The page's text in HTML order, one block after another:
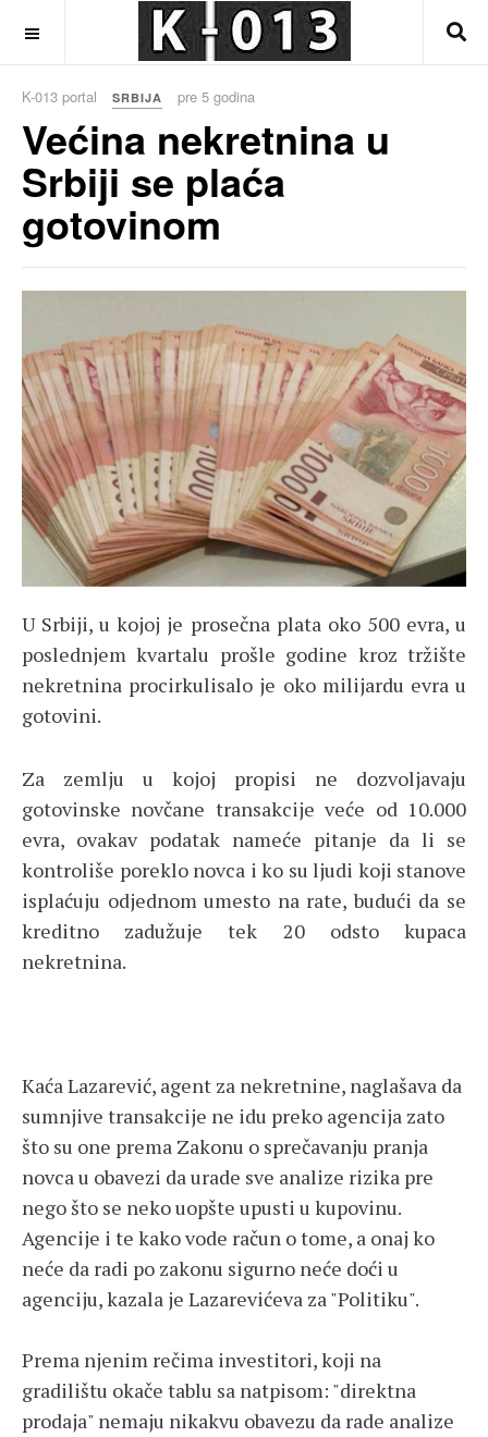
K-013 portal SRBIJA pre 5 godina
Većina nekretnina u
Srbiji se plaća
gotovinom
U Srbiji, u kojoj je prosečna plata oko 500 evra, u
poslednjem kvartalu prošle godine kroz tržište
nekretnina procirkulisalo je oko milijardu evra u
gotovini.
Za zemlju u kojoj propisi ne dozvoljavaju
gotovinske novčane transakcije veće od 10.000
evra, ovakav podatak nameće pitanje da li se
kontroliše poreklo novca i ko su ljudi koji stanove
isplaćuju odjednom umesto na rate, budući da se
kreditno zadužuje tek 20 odsto kupaca
nekretnina.
Kaća Lazarević, agent za nekretnine, naglašava da
sumnjive transakcije ne idu preko agencija zato
što su one prema Zakonu o sprečavanju pranja
novca u obavezi da urade sve analize rizika pre
nego što se neko uopšte upusti u kupovinu.
Agencije i te kako vode račun o tome, a onaj ko
neće da radi po zakonu sigurno neće doći u
agenciju, kazala je Lazarevićeva za "Politiku".
Prema njenim rečima investitori, koji na
gradilištu okače tablu sa natpisom: "direktna
prodaja" nemaju nikakvu obavezu da rade analize